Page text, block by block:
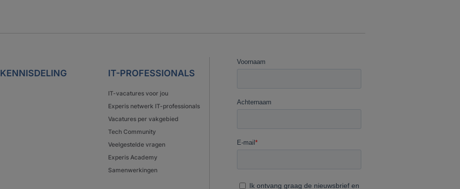
KENNISDELING IT-PROFESSIONALS
IT-vacatures voor jou
Experis netwerk IT-professionals
Vacatures per vakgebied
Tech Community
Veelgestelde vragen
Experis Academy
Samenwerkingen